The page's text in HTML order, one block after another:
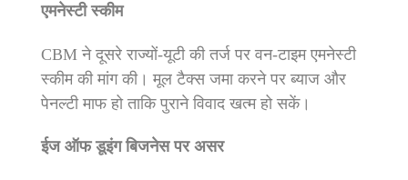
एमनेस्टी स्कीम
CBM ने दूसरे राज्यों-यूटी की तर्ज पर वन-टाइम एमनेस्टी
स्कीम की मांग की। मूल टैक्स जमा करने पर ब्याज और
पेनल्टी माफ हो ताकि पुराने विवाद खत्म हो सकें।
ईज ऑफ डूइंग बिजनेस पर असर